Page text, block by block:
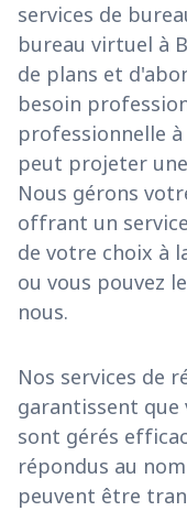
services de
bureau virtuel à
de plans et
besoin
professionnelle
peut projeter
Nous gérons
offrant un
de votre choix à
ou vous pouvez
nous.
Nos services de
garantissent que
sont gérés
répondus au
peuvent être